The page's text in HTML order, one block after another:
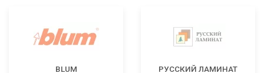
BLUM РУССКИЙ ЛАМИНАТ